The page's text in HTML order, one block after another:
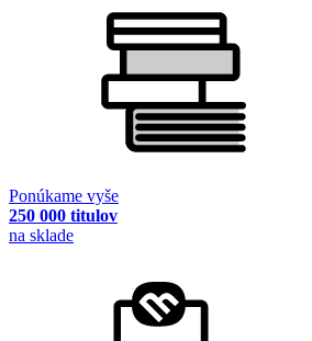
Ponúkame vyše
250 000 titulov
na sklade